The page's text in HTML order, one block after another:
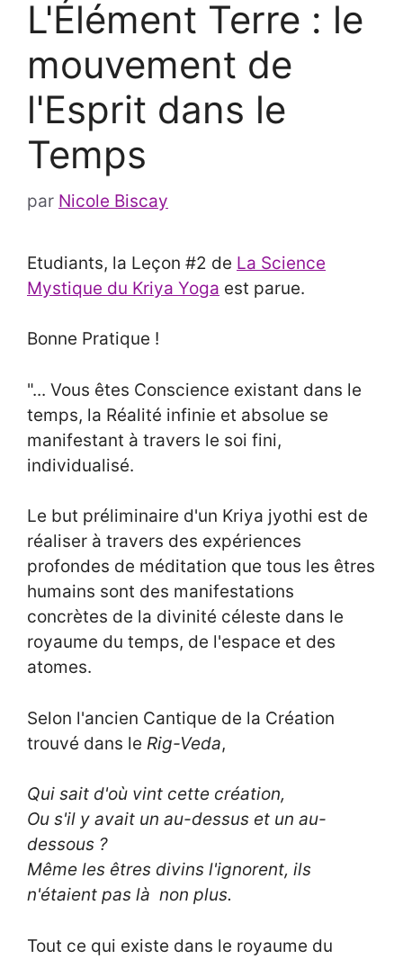
L'Élément Terre : le
mouvement de
l'Esprit dans le
Temps
par Nicole Biscay
Etudiants, la Leçon #2 de La Science
Mystique du Kriya Yoga est parue.
Bonne Pratique !
"... Vous êtes Conscience existant dans le
temps, la Réalité infinie et absolue se
manifestant à travers le soi fini,
individualisé.
Le but préliminaire d'un Kriya jyothi est de
réaliser à travers des expériences
profondes de méditation que tous les êtres
humains sont des manifestations
concrètes de la divinité céleste dans le
royaume du temps, de l'espace et des
atomes.
Selon l'ancien Cantique de la Création
trouvé dans le Rig-Veda,
Qui sait d'où vint cette création,
Ou s'il y avait un au-dessus et un au-
dessous ?
Même les êtres divins l'ignorent, ils
n'étaient pas là non plus.
Tout ce qui existe dans le royaume du